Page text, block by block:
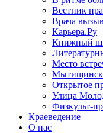
Вестник
Врача
Карьера.Ру
Книжный
Место
Открытое
Улица
Физкульт-
Краеведение
О нас